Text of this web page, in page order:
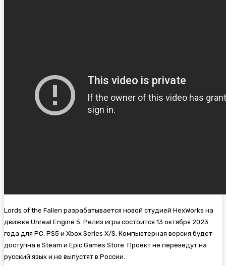
Lords of the Fallen разрабатывается новой студией HexWorks на
движке Unreal Engine 5. Релиз игры состоится 13 октября 2023
года для PC, PS5 и Xbox Series X/S. Компьютерная версия будет
доступна в Steam и Epic Games Store. Проект не переведут на
русский язык и не выпустят в России.